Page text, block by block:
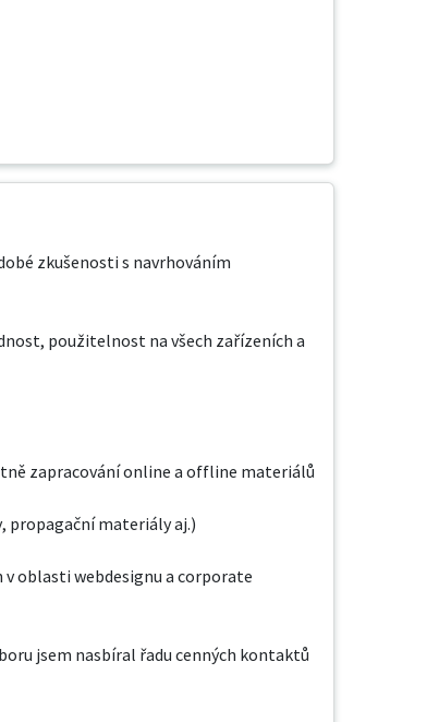
zkušenosti s navrhováním
použitelnost na všech zařízeních a
zapracování online a offline materiálů
materiály aj.)
oblasti webdesignu a corporate
jsem nasbíral řadu cenných kontaktů